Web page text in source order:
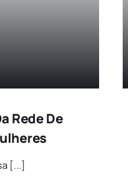
Rede De
[...]